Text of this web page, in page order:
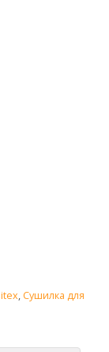
,Сушилка для